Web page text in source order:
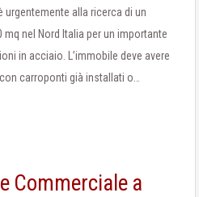
urgentemente alla ricerca di un
nel Nord Italia per un importante
in acciaio. L’immobile deve avere
carroponti già installati o…
Commerciale a